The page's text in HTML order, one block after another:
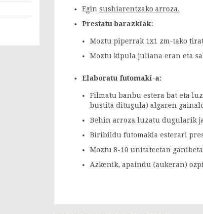
Egin sushiarentzako arroza.
Prestatu barazkiak:
Moztu piperrak 1x1 zm-tako
Moztu kipula juliana eran eta
Elaboratu futomaki-a:
Filmatu banbu estera bat eta
bustita ditugula) algaren
Behin arroza luzatu dugularik
Biribildu futomakia esterari
Moztu 8-10 unitateetan
Azkenik, apaindu (aukeran)